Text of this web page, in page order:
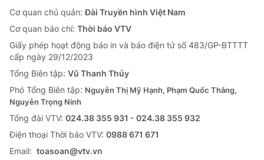
Cơ quan chủ quản:Đài Truyền hình Việt Nam
Cơ quan báo chí: Thời báo VTV
Giấy phép hoạt động báo in và báo điện tử số 483/GP-BTTTT
cấp ngày 29/12/2023
Tổng Biên tập: Vũ Thanh Thủy
Phó Tổng Biên tập: Nguyễn Thị Mỹ Hạnh, Phạm Quốc Thắng,
Nguyễn Trọng Ninh
Tổng đài VTV: 024.38 355 931 - 024.38 355 932
Ðiện thoại Thời báo VTV: 0988 671 671
Email: toasoan@vtv.vn